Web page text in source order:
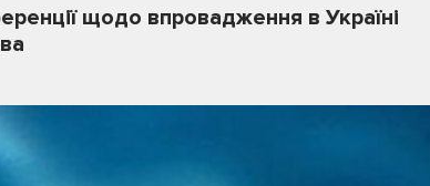
щодо впровадження в Україні